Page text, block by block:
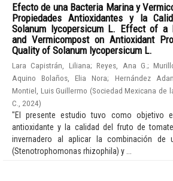
Efecto de una Bacteria Marina y
Propiedades Antioxidantes y la
Solanum lycopersicum L. Effect of a
and Vermicompost on Antioxidant
Quality of Solanum lycopersicum L.
Lara Capistrán, Liliana;Reyes, Ana G. ;
Aquino Bolaños, Elia Nora; Hernández
Montiel, Luis Guillermo (Sociedad Mexicana de
C.
2024)
"El presente estudio tuvo como objetivo
antioxidante y la calidad del fruto de
invernadero al aplicar la combinación de
(Stenotrophomonas rhizophila) y ...